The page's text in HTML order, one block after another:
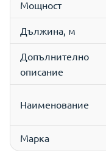
Мощност
Дължина, м
Допълнително
описание
Наименование
Марка